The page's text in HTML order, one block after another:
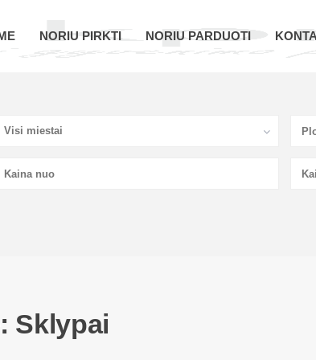
NORIU PIRKTI NORIU PARDUOTI
Visi miestai
Sklypai